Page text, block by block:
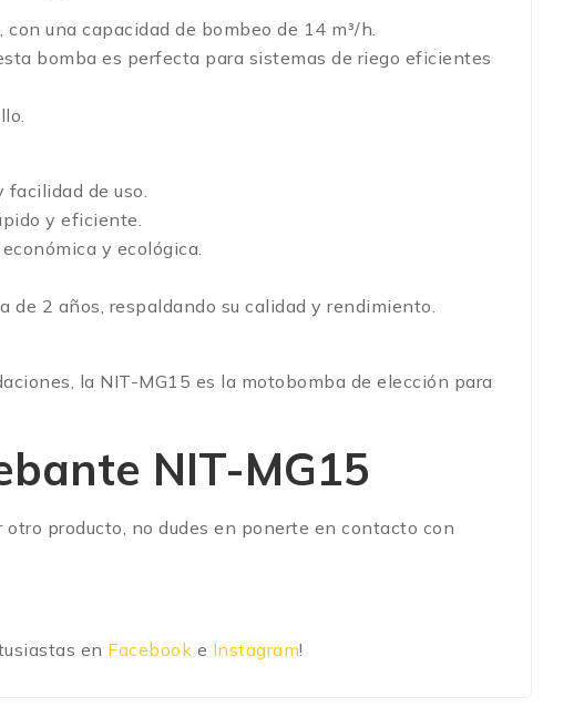
una capacidad de bombeo de 14 m³/h.
bomba es perfecta para sistemas de riego eficientes
facilidad de uso.
y eficiente.
y ecológica.
2 años, respaldando su calidad y rendimiento.
la NIT-MG15 es la motobomba de elección para
NIT-MG15
producto, no dudes en ponerte en contacto con
en Facebook e Instagram!